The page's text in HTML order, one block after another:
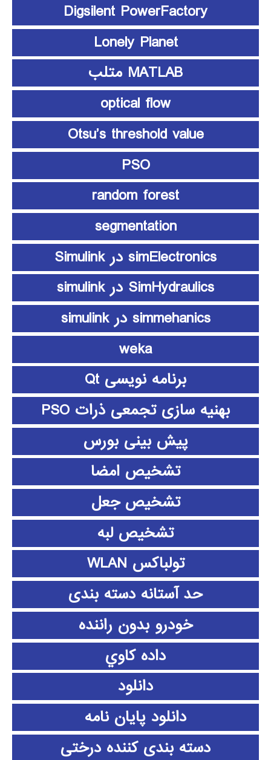
Digsilent PowerFactory
Lonely Planet
MATLAB متلب
optical flow
Otsu’s threshold value
PSO
random forest
segmentation
simElectronics در Simulink
SimHydraulics در simulink
simmehanics در simulink
weka
برنامه نویسی Qt
بهنیه سازی تجمعی ذرات PSO
پیش بینی بورس
تشخیص امضا
تشخیص جعل
تشخیص لبه
تولباکس WLAN
حد آستانه دسته بندی
خودرو بدون راننده
داده كاوي
دانلود
دانلود پايان نامه
دسته بندی کننده درختی